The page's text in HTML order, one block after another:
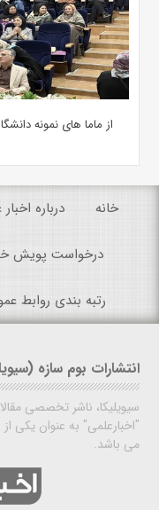
از ماما های نمونه
خانه درباره
درخواست پویش
رتبه بندی روابط
انتشارات بوم سازه
سیویلیکا، ناشر تخصصی
"اخبارعلمی" به عنوان یکی
می باشد.